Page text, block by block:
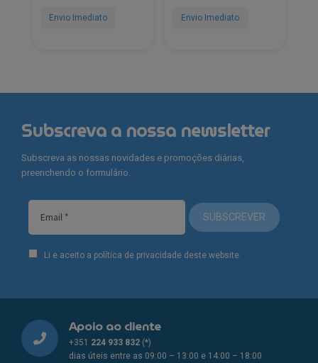
€51.75.
€39.10.
Envio Imediato
€51.75.
€39.10.
Envio Imediato
Subscreva a nossa newsletter
Subscreva as nossas novidades e promoções diárias,
preenchendo o formulário.
SUBSCREVER
Li e aceito a política de privacidade deste website.
Apoio ao cliente
+351 224 933 832 (*)
dias úteis entre as 09:00 – 13:00 e 14:00 – 18:00